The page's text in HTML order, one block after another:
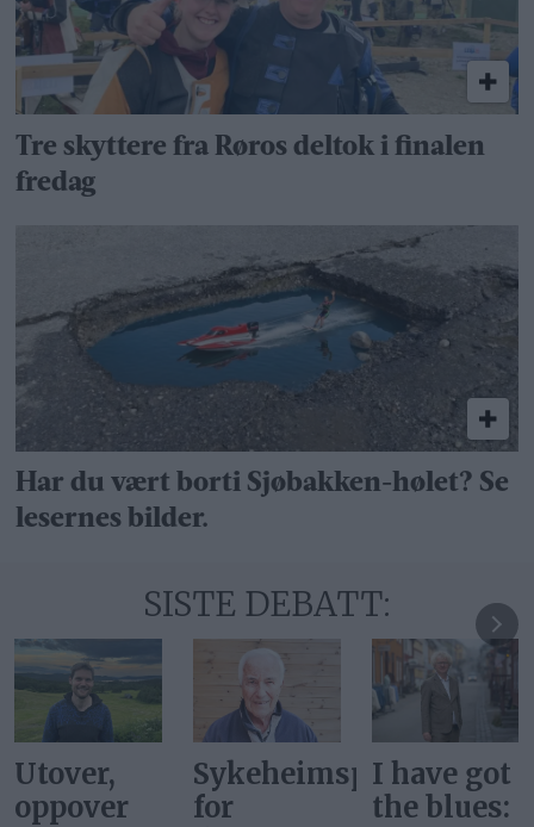
Tre skyttere fra Røros deltok i finalen
fredag
Har du vært borti Sjøbakken-hølet? Se
lesernes bilder.
SISTE DEBATT:
Sykeheimsprisene
for
I have got
the blues:
De hadde
ikke